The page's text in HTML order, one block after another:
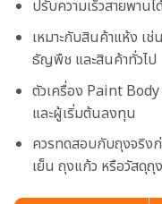
ปรับความเร็วสายพา
เหมาะกับสินค้าแห้ง เ
ธัญพืช และสินค้าทั่วไป
ตัวเครื่อง Paint Body
และผู้เริ่มต้นลงทุน
ควรทดสอบกับถุงจริง
เย็น ถุงแก้ว หรือวัสดุ